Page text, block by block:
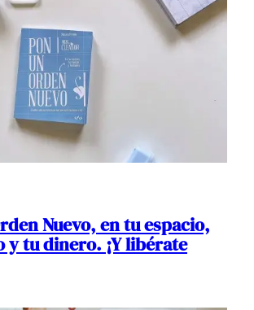
Nuevo, en tu espacio,
y tu dinero. ¡Y libérate